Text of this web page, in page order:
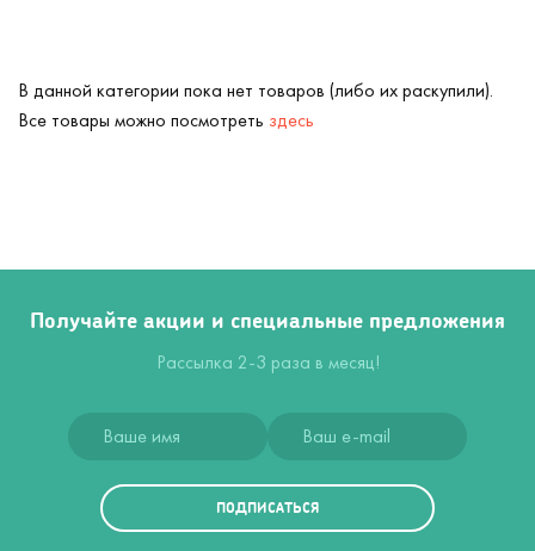
В данной категории пока нет товаров (либо их раскупили).
Все товары можно посмотреть здесь
Получайте акции и специальные предложения
Рассылка 2-3 раза в месяц!
ПОДПИСАТЬСЯ